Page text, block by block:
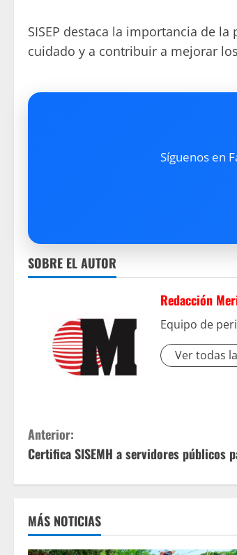
SISEP destaca la importancia de
cuidado y a contribuir a mejorar
Síguenos en
SOBRE EL AUTOR
Redacción
Equipo de
Ver todas
S
i
g
u
Anterior:
Certifica SISEMH a servidores públicos
MÁS NOTICIAS